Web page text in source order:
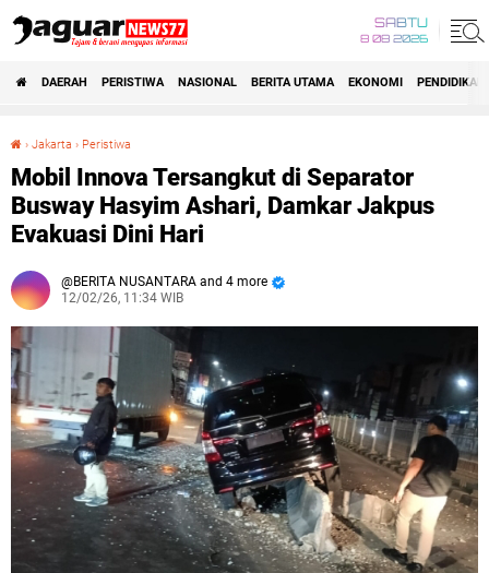
SABTU
8 08 2026
DAERAH PERISTIWA NASIONAL BERITA UTAMA EKONOMI PENDIDIKAN
› Jakarta › Peristiwa
‎Mobil Innova Tersangkut di Separator
Busway Hasyim Ashari, Damkar Jakpus
Evakuasi Dini Hari
BERITA NUSANTARA and 4 more
12/02/26, 11:34 WIB